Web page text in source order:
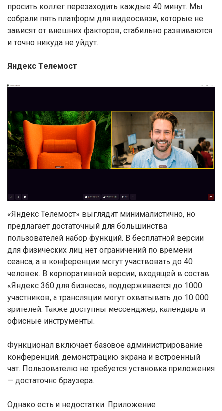
просить коллег перезаходить каждые 40 минут. Мы
собрали пять платформ для видеосвязи, которые не
зависят от внешних факторов, стабильно развиваются
и точно никуда не уйдут.
Яндекс Телемост
«Яндекс Телемост» выглядит минималистично, но
предлагает достаточный для большинства
пользователей набор функций. В бесплатной версии
для физических лиц нет ограничений по времени
сеанса, а в конференции могут участвовать до 40
человек. В корпоративной версии, входящей в состав
«Яндекс 360 для бизнеса», поддерживается до 1000
участников, а трансляции могут охватывать до 10 000
зрителей. Также доступны мессенджер, календарь и
офисные инструменты.
Функционал включает базовое администрирование
конференций, демонстрацию экрана и встроенный
чат. Пользователю не требуется установка приложения
— достаточно браузера.
Однако есть и недостатки. Приложение